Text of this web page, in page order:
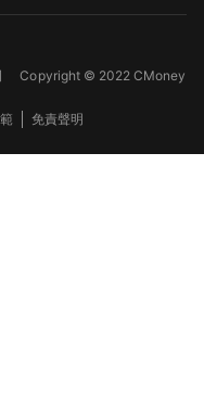
司Copyright © 2022 CMoney
免責聲明